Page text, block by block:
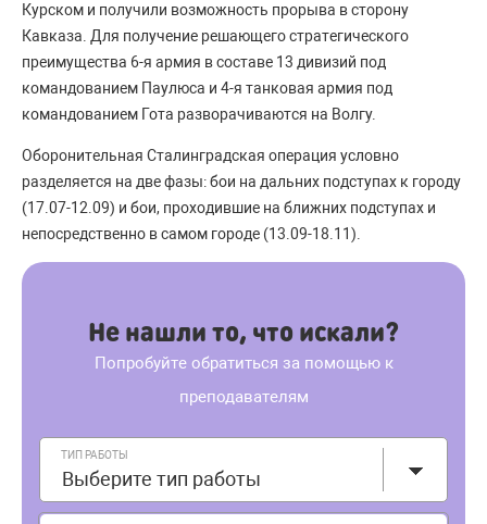
Курском и получили возможность прорыва в сторону
Кавказа. Для получение решающего стратегического
преимущества 6-я армия в составе 13 дивизий под
командованием Паулюса и 4-я танковая армия под
командованием Гота разворачиваются на Волгу.
Оборонительная Сталинградская операция условно
разделяется на две фазы: бои на дальних подступах к городу
(17.07-12.09) и бои, проходившие на ближних подступах и
непосредственно в самом городе (13.09-18.11).
Не нашли то, что искали?
Попробуйте обратиться за помощью к
преподавателям
ТИП РАБОТЫ
Выберите тип работы